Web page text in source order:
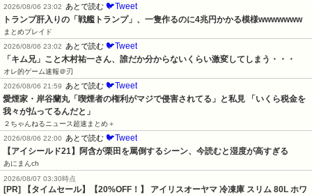
2026/08/06 23:02
あとで読む 🐦Tweet
トランプ肝入りの「戦艦トランプ」、一隻作るのに4兆円かかる模様wwwwwww
まとめブレイド
2026/08/06 23:02
あとで読む 🐦Tweet
「キム兄」こと木村祐一さん、誰だか分からないくらい激変してしまう・・・
オレ的ゲーム速報＠刃
2026/08/06 21:59
あとで読む 🐦Tweet
愛煙家・岸谷蘭丸「喫煙者の権利がマジで侵害されてる」と私見 「いくら税金を
我々が払ってるんだと」
２ちゃんねるニュース超速まとめ＋
2026/08/06 22:00
あとで読む 🐦Tweet
【アイシールド21】阿含が栗田を罵倒するシーン、今読むと湿度が高すぎる
あにまんch
2026/08/07 03:30時点
[PR] 【タイムセール】【20%OFF！】 アイリスオーヤマ 冷凍庫 スリム 80L ホワ